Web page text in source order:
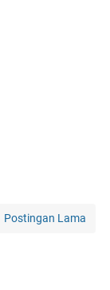
Postingan Lama